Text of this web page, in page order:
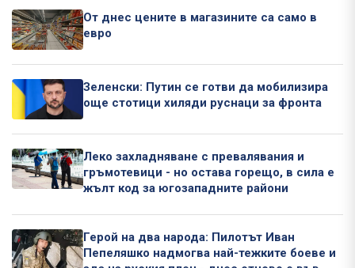
От днес цените в магазините са само в
евро
Зеленски: Путин се готви да мобилизира
още стотици хиляди руснаци за фронта
Леко захладняване с превалявания и
гръмотевици - но остава горещо, в сила е
жълт код за югозападните райони
Герой на два народа: Пилотът Иван
Пепеляшко надмогва най-тежките боеве и